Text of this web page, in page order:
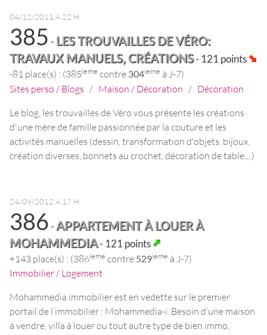
04/12/2011 À 22 H
385 - LES TROUVAILLES DE VÉRO:
TRAVAUX MANUELS, CRÉATIONS- 121 points
-81 place(s) : (385ieme contre 304ieme à J-7)
Sites perso / Blogs / Maison / Décoration / Décoration
Le blog, les trouvailles de Véro vous présente les créations
d'une mère de famille passionnée par la couture et les
activités manuelles (dessin, transformation d'objets, bijoux,
création diverses, bonnets au crochet, décoration de table,...)
24/09/2012 À 17 H
386- APPARTEMENT À LOUER À
MOHAMMEDIA- 121 points
+143 place(s) : (386ieme contre 529ieme à J-7)
Immobilier / Logement
Mohammedia immobilier est en vedette sur le premier
portail de l’immobilier : Mohammedia-i. Besoin d’une maison
à vendre, villa à louer ou tout autre type de bien immo,